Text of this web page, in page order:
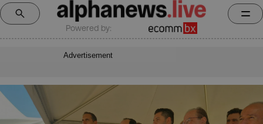
Powered by:
Advertisement